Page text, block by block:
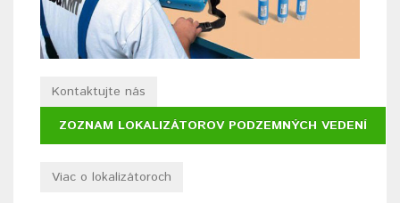
Kontaktujte nás
ZOZNAM LOKALIZÁTOROV PODZEMNÝCH VEDENÍ
Viac o lokalizátoroch